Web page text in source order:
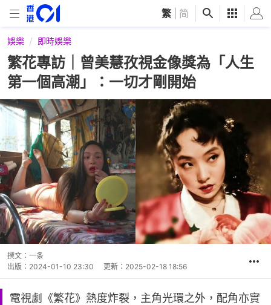
繁 简
娛樂 即時娛樂
繁花專訪｜曾美慧孜視金像獎為「人生
第一個高潮」：一切才剛開始
撰文： 一条
出版： 2024-01-10 23:30 更新： 2025-02-18 18:56
電視劇《繁花》熱度炸裂，主角光環之外，配角亦實